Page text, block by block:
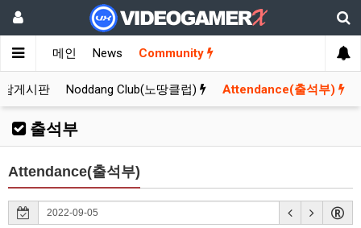
메인 News Community
게시판 Noddang Club(노땅클럽) Attendance(출석부)
출석부
Attendance(출석부)